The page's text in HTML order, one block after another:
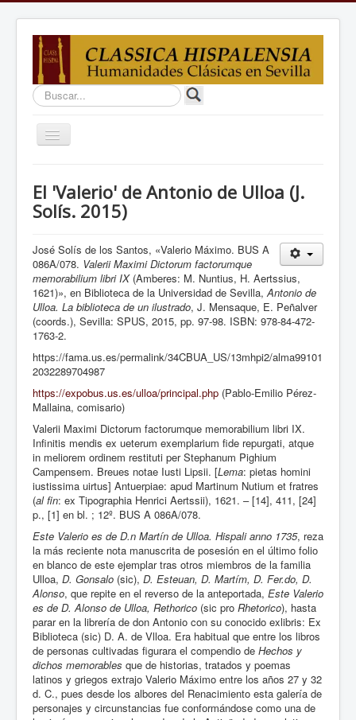
Buscar...
Cambiar
Proyectos
Equipo
Debates
Docencia
Enlaces
Está aquí: Inicio
Bula de Agregación de la Archicofradía gaditana de La
Palma (M. González. 2026)
El 'Valerio' de Antonio de Ulloa (J.
Solís. 2015)
José Solís de los Santos, «Valerio Máximo. BUS A
086A/078. Valerii Maximi Dictorum factorumque
memorabilium libri IX(Amberes: M. Nuntius, H. Aertssius,
1621)», en Biblioteca de la Universidad de Sevilla,Antonio de
Ulloa. La biblioteca de un ilustrado, J. Mensaque, E. Peñalver
(coords.), Sevilla: SPUS, 2015, pp. 97-98. ISBN: 978-84-472-
1763-2.
https://fama.us.es/permalink/34CBUA_US/13mhpi2/alma99101
2032289704987
https://expobus.us.es/ulloa/principal.php (Pablo-Emilio Pérez-
Mallaina, comisario)
Valerii Maximi Dictorum factorumque memorabilium libri IX.
Infinitis mendis ex ueterum exemplarium fide repurgati, atque
in meliorem ordinem restituti per Stephanum Pighium
Campensem. Breues notae Iusti Lipsii. [Lema: pietas homini
iustissima uirtus] Antuerpiae: apud Martinum Nutium et fratres
(al fin: ex Tipographia Henrici Aertssii), 1621. – [14], 411, [24]
p., [1] en bl. ; 12º. BUS A 086A/078.
Este Valerio es de D.n Martín de Ulloa. Hispali anno 1735, reza
la más reciente nota manuscrita de posesión en el último folio
en blanco de este ejemplar tras otros miembros de la familia
Ulloa, D. Gonsalo (sic), D. Esteuan, D. Martím, D. Fer.do, D.
Alonso, que repite en el reverso de la anteportada, Este Valerio
es de D. Alonso de Ulloa, Rethorico (sic pro Rhetorico), hasta
parar en la librería de don Antonio con su conocido exlibris: Ex
Biblioteca (sic) D. A. de Vlloa. Era habitual que entre los libros
de personas cultivadas figurara el compendio de Hechos y
dichos memorables que de historias, tratados y poemas
latinos y griegos extrajo Valerio Máximo entre los años 27 y 32
d. C., pues desde los albores del Renacimiento esta galería de
personajes y circunstancias fue conformándose como una de